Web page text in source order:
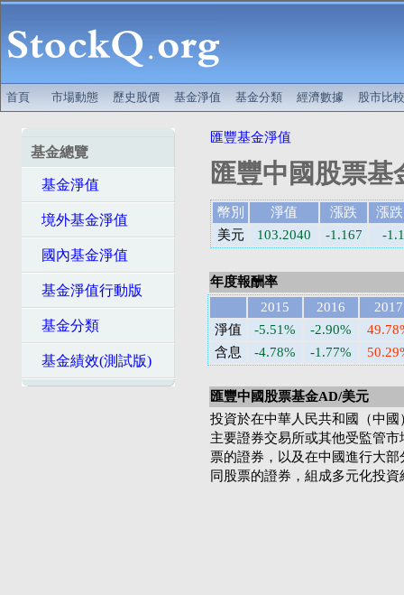
首頁 市場動態 歷史股價 基金淨值 基金分類 經濟數據 股市比較
基金總覽
基金淨值
境外基金淨值
國內基金淨值
基金淨值行動版
基金分類
基金績效(測試版)
匯豐基金淨值
匯豐中國股票基
幣別 淨值 漲跌
漲
美元
103.2040 -1.167 -
年度報酬率
2015
2016
2017
淨值
-5.51% -2.90%
含息
-4.78% -1.77%
匯豐中國股票基金AD/美元
投資於在中華人民共和國（中
主要證券交易所或其他受監管
票的證券，以及在中國進行大
同股票的證券，組成多元化投